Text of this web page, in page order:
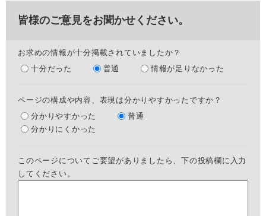
皆様のご意見をお聞かせください。
お求めの情報が十分掲載されていましたか？
十分だった
普通 情報が足りなかった
ページの構成や内容、表現は分かりやすかったですか？
分かりやすかった
普通
分かりにくかった
このページについてご要望がありましたら、下の投稿欄に入力
してください。